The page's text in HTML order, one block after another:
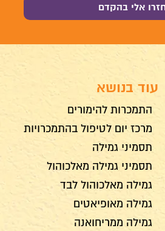
עוד בנושא
התמכרות להימורים
מרכז יום לטיפול בהתמכרויות
תסמיני גמילה
תסמיני גמילה מאלכוהול
גמילה מאלכוהול לבד
גמילה מאופיאטים
גמילה ממריחואנה